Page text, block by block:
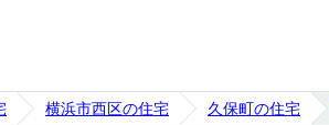
横浜市西区の住宅 久保町の住宅